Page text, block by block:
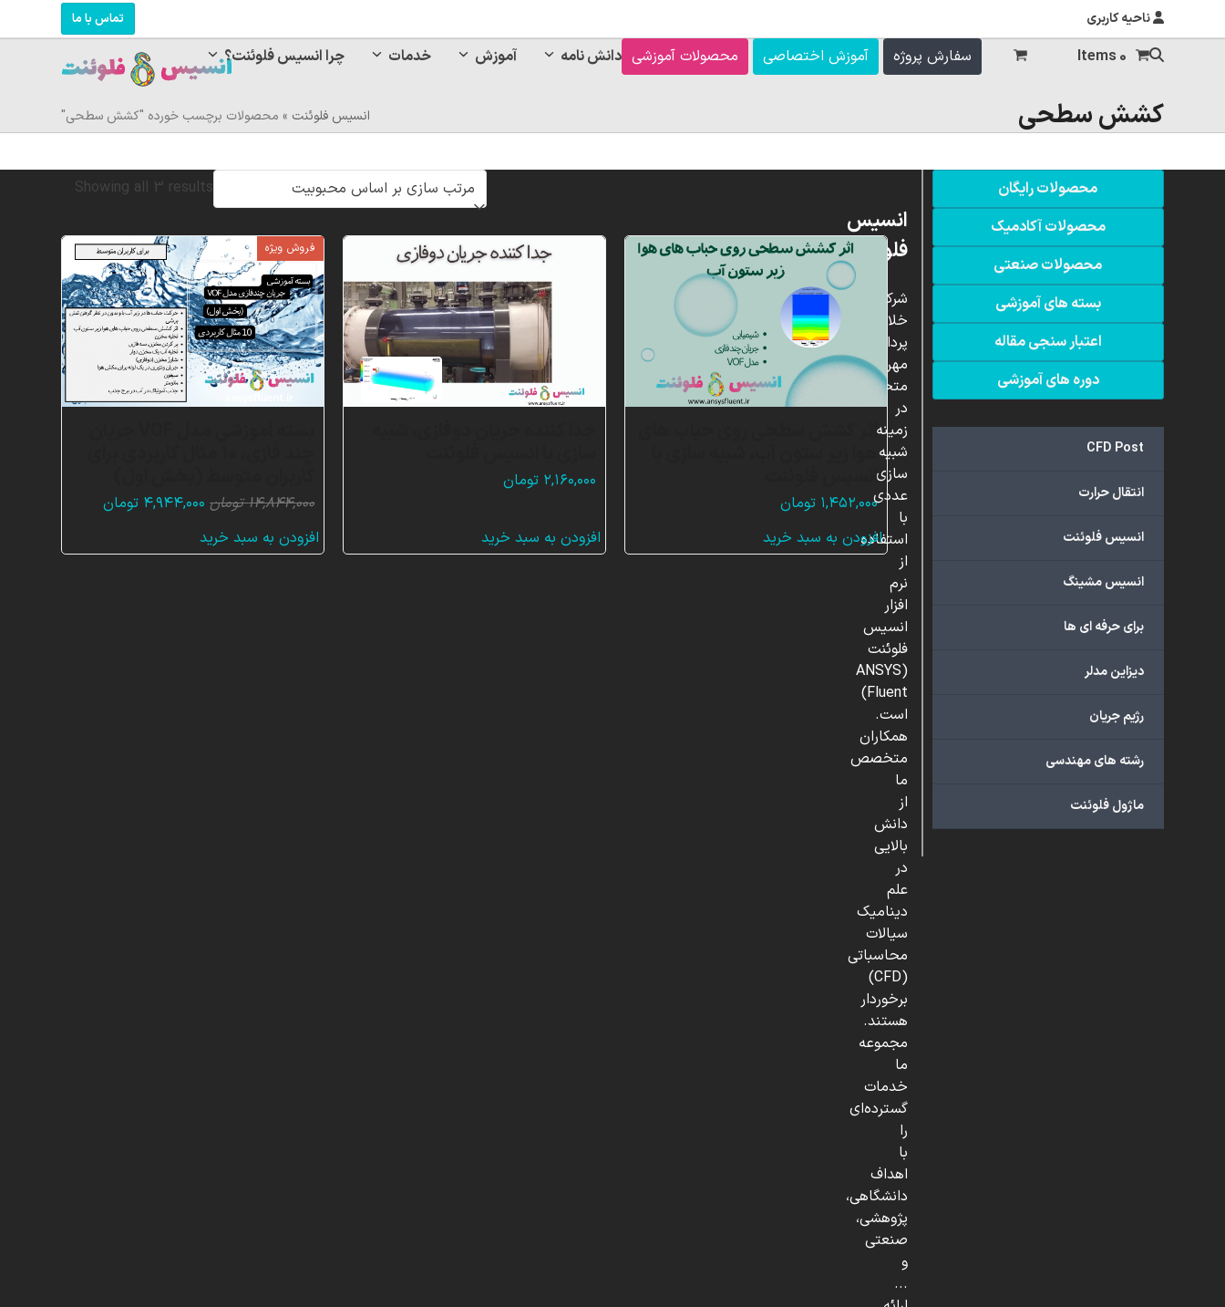
ناحیه کاربری تماس با ما
چرا انسیس فلوئنت؟ خدمات آموزش دانش نامه محصولات آموزشی آموزش اختصاصی سفارش پروژه 0 Items
کشش سطحی انسیس فلوئنت » محصولات برچسب خورده "کشش سطحی"
Showing all 3 results
Sorted
popularity
اثر کشش سطحی روی حباب های
انسیس فلوئنت
۱,۴۵۲,۰۰۰ تومان
افزودن به سبد خرید
۲,۱۶۰,۰۰۰ تومان
افزودن به سبد خرید
فروش ویژه
۱۴,۸۴۴,۰۰۰ تومان قیمت
۴,۹۴۴,۰۰۰ تومانقیمت
افزودن به سبد خرید
محصولات رایگان
محصولات آکادمیک
محصولات صنعتی
بسته های آموزشی
اعتبار سنجی مقاله
دوره های آموزشی
CFD Post
انتقال حرارت
انسیس فلوئنت
انسیس مشینگ
برای حرفه ای ها
دیزاین مدلر
رژیم جریان
رشته های مهندسی
ماژول فلوئنت
انسیس
فلوئنت
شرکت
خلاق
پردازشگران
مهر،
متخصص
در
زمینه
شبیه
سازی
عددی
با
استفاده
از
نرم
افزار
انسیس
فلوئنت
(ANSYS
Fluent)
است.
همکاران
متخصص
ما
از
دانش
بالایی
در
علم
دینامیک
سیالات
محاسباتی
(CFD)
برخوردار
هستند.
مجموعه
ما
خدمات
گسترده‌ای
را
با
اهداف
دانشگاهی،
پژوهشی،
صنعتی
و
...